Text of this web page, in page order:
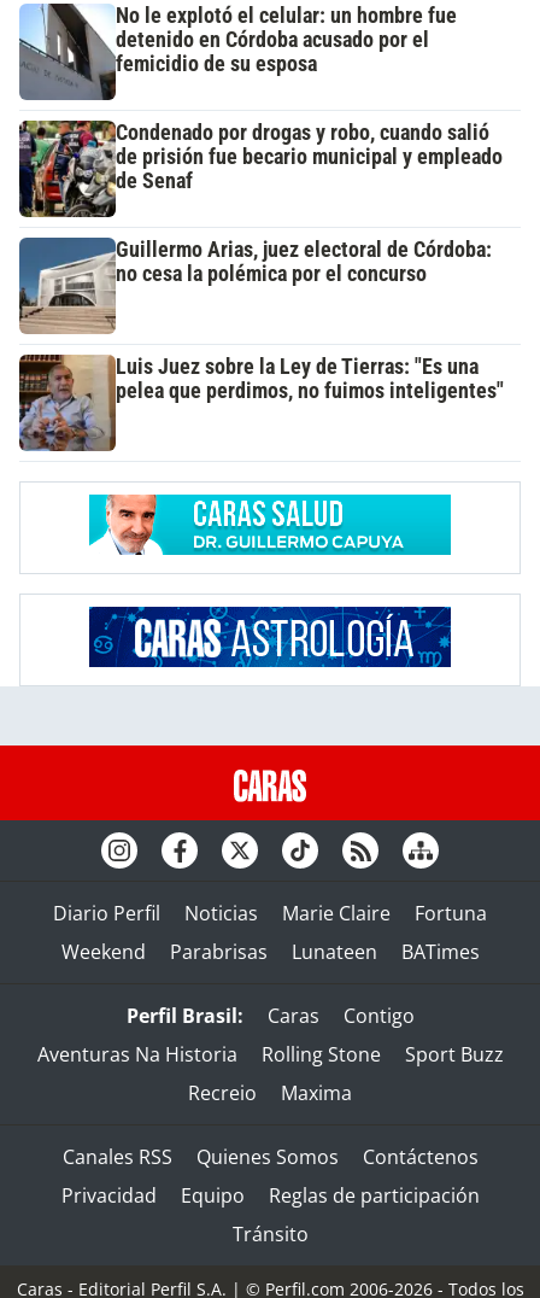
No le explotó el celular: un hombre fue
detenido en Córdoba acusado por el
femicidio de su esposa
Condenado por drogas y robo, cuando salió
de prisión fue becario municipal y empleado
de Senaf
Guillermo Arias, juez electoral de Córdoba:
no cesa la polémica por el concurso
Luis Juez sobre la Ley de Tierras: "Es una
pelea que perdimos, no fuimos inteligentes"
Diario Perfil Noticias Marie Claire
Fortuna
Weekend
Parabrisas Lunateen BATimes
Perfil Brasil: Caras
Contigo
Aventuras Na Historia
Rolling Stone
Sport Buzz
Recreio
Maxima
Canales RSS Quienes Somos
Contáctenos
Privacidad
Equipo
Reglas de participación
Tránsito
Caras - Editorial Perfil S.A. | © Perfil.com 2006-2026 - Todos los